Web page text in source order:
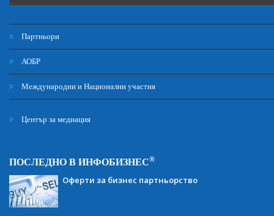
Партньори
АОБР
Международни и Национални участия
Център за медиация
ПОСЛЕДНО В ИНФОБИЗНЕС®
Оферти за бизнес партньорство